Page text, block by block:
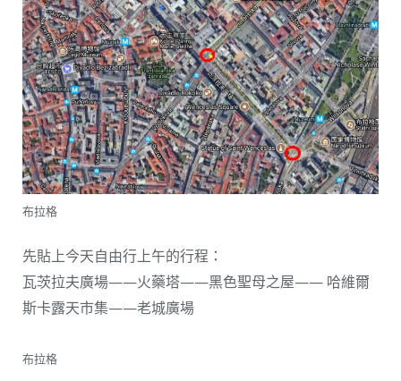
布拉格
先貼上今天自由行上午的行程：
瓦茨拉夫廣場——火藥塔——黑色聖母之屋—— 哈維爾
斯卡露天市集——老城廣場
布拉格